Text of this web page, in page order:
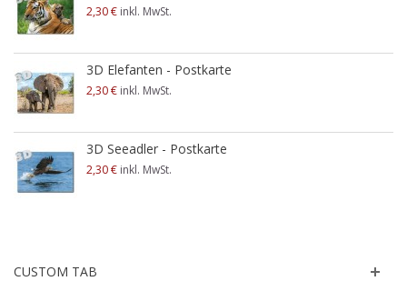
2,30 € inkl. MwSt.
3D Elefanten - Postkarte
2,30 € inkl. MwSt.
3D Seeadler - Postkarte
2,30 € inkl. MwSt.
CUSTOM TAB